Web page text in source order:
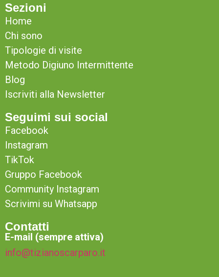
Sezioni
Home
Chi sono
Tipologie di visite
Metodo Digiuno Intermittente
Blog
Iscriviti alla Newsletter
Seguimi sui social
Facebook
Instagram
TikTok
Gruppo Facebook
Community Instagram
Scrivimi su Whatsapp
Contatti
E-mail (sempre attiva)
info@tizianoscarparo.it